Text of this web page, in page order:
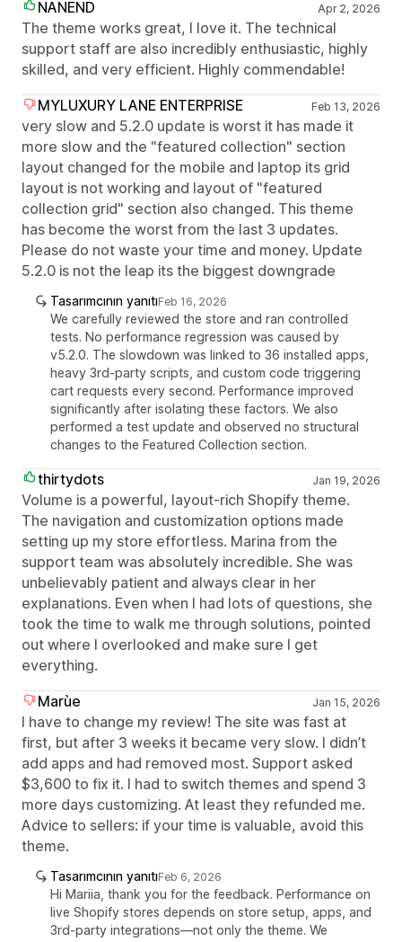
NANEND Apr 2, 2026
The theme works great, I love it. The technical
support staff are also incredibly enthusiastic, highly
skilled, and very efficient. Highly commendable!
MYLUXURY LANE ENTERPRISE
Feb 13, 2026
very slow and 5.2.0 update is worst it has made it
more slow and the "featured collection" section
layout changed for the mobile and laptop its grid
layout is not working and layout of "featured
collection grid" section also changed. This theme
has become the worst from the last 3 updates.
Please do not waste your time and money. Update
5.2.0 is not the leap its the biggest downgrade
Tasarımcının yanıtıFeb 16, 2026
We carefully reviewed the store and ran controlled
tests. No performance regression was caused by
v5.2.0. The slowdown was linked to 36 installed apps,
heavy 3rd-party scripts, and custom code triggering
cart requests every second. Performance improved
significantly after isolating these factors. We also
performed a test update and observed no structural
changes to the Featured Collection section.
thirtydots Jan 19, 2026
Volume is a powerful, layout‑rich Shopify theme.
The navigation and customization options made
setting up my store effortless. Marina from the
support team was absolutely incredible. She was
unbelievably patient and always clear in her
explanations. Even when I had lots of questions, she
took the time to walk me through solutions, pointed
out where I overlooked and make sure I get
everything.
Marùe
Jan 15, 2026
I have to change my review! The site was fast at
first, but after 3 weeks it became very slow. I didn’t
add apps and had removed most. Support asked
$3,600 to fix it. I had to switch themes and spend 3
more days customizing. At least they refunded me.
Advice to sellers: if your time is valuable, avoid this
theme.
Tasarımcının yanıtıFeb 6, 2026
Hi Mariia, thank you for the feedback. Performance on
live Shopify stores depends on store setup, apps, and
3rd-party integrations—not only the theme. We